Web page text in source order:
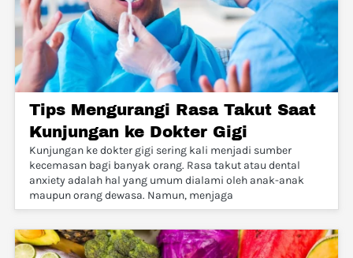
Tips Mengurangi Rasa Takut Saat
Kunjungan ke Dokter Gigi
Kunjungan ke dokter gigi sering kali menjadi sumber
kecemasan bagi banyak orang. Rasa takut atau dental
anxiety adalah hal yang umum dialami oleh anak-anak
maupun orang dewasa. Namun, menjaga